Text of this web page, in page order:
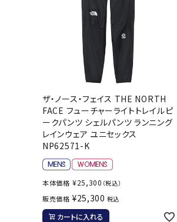
ザ・ノース・フェイス THE NORTH
FACE フューチャーライトトレイルピ
ークパンツ シェルパンツ ランニング
レインウェア ユニセックス
NP62571-K
本体価格 ¥25,300 （税込）
販売価格 ¥25,300 税込
カートに入れる